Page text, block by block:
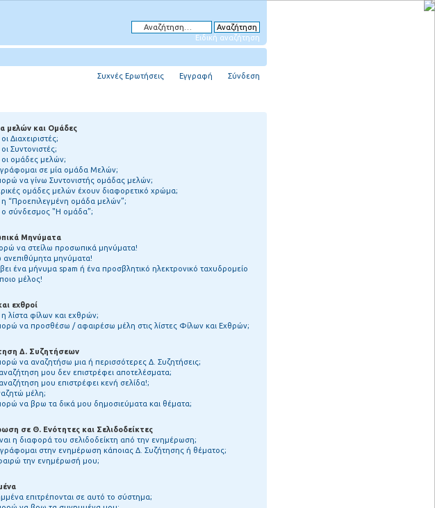
Ειδική αναζήτηση
Συχνές Ερωτήσεις Εγγραφή Σύνδεση
μελών και Ομάδες
οι Διαχειριστές;
οι Συντονιστές;
οι ομάδες μελών;
σε μία ομάδα Μελών;
να γίνω Συντονιστής ομάδας μελών;
ομάδες μελών έχουν διαφορετικό χρώμα;
η “Προεπιλεγμένη ομάδα μελών”;
ο σύνδεσμος "Η ομάδα”;
Μηνύματα
να στείλω προσωπικά μηνύματα!
ανεπιθύμητα μηνύματα!
ένα μήνυμα spam ή ένα προσβλητικό ηλεκτρονικό ταχυδρομείο
μέλος!
εχθροί
η λίστα φίλων και εχθρών;
να προσθέσω / αφαιρέσω μέλη στις λίστες Φίλων και Εχθρών;
Δ. Συζητήσεων
να αναζητήσω μια ή περισσότερες Δ. Συζητήσεις;
αναζήτηση μου δεν επιστρέφει αποτελέσματα;
αναζήτηση μου επιστρέφει κενή σελίδα!;
μέλη;
να βρω τα δικά μου δημοσιεύματα και θέματα;
σε Θ. Ενότητες και Σελιδοδείκτες
η διαφορά του σελιδοδείκτη από την ενημέρωση;
στην ενημέρωση κάποιας Δ. Συζήτησης ή θέματος;
την ενημέρωσή μου;
επιτρέπονται σε αυτό το σύστημα;